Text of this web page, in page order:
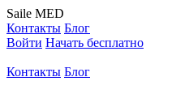
Saile MED
Контакты Блог
Войти Начать бесплатно
Контакты Блог